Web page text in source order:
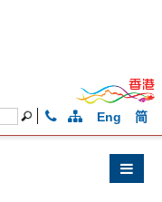
Eng 简